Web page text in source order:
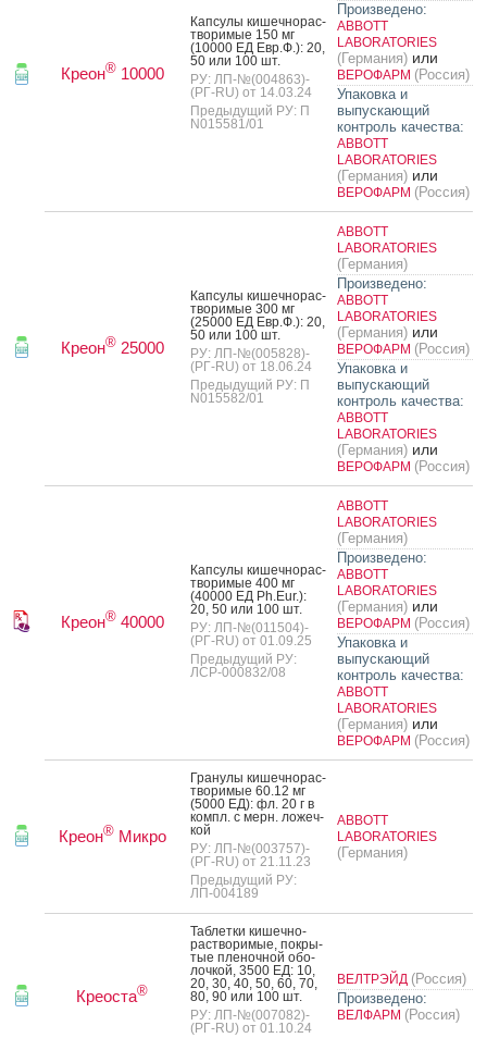
Креон®10000
Кап­су­лы ки­шеч­но­рас­
тво­римые 150 мг
(10000 ЕД Евр.Ф.): 20,
50 или 100 шт.
РУ: ЛП-№(004863)-
(РГ-RU) от 14.03.24
Предыдущий РУ: П
N015581/01
Произведено:
ABBOTT
LABORATORIES
(Германия) или
ВЕРОФАРМ (Россия)
Упаковка и
выпускающий
контроль качества:
ABBOTT
LABORATORIES
(Германия) или
ВЕРОФАРМ (Россия)
Креон®25000
Кап­су­лы ки­шеч­но­рас­
тво­римые 300 мг
(25000 ЕД Евр.Ф.): 20,
50 или 100 шт.
РУ: ЛП-№(005828)-
(РГ-RU) от 18.06.24
Предыдущий РУ: П
N015582/01
ABBOTT
LABORATORIES
(Германия)
Произведено:
ABBOTT
LABORATORIES
(Германия) или
ВЕРОФАРМ (Россия)
Упаковка и
выпускающий
контроль качества:
ABBOTT
LABORATORIES
(Германия) или
ВЕРОФАРМ (Россия)
Креон®40000
Кап­су­лы ки­шеч­но­рас­
тво­римые 400 мг
(40000 ЕД Ph.Eur.):
20, 50 или 100 шт.
РУ: ЛП-№(011504)-
(РГ-RU) от 01.09.25
Предыдущий РУ:
ЛСР-000832/08
ABBOTT
LABORATORIES
(Германия)
Произведено:
ABBOTT
LABORATORIES
(Германия) или
ВЕРОФАРМ (Россия)
Упаковка и
выпускающий
контроль качества:
ABBOTT
LABORATORIES
(Германия) или
ВЕРОФАРМ (Россия)
Креон®Микро
Гра­нулы ки­шеч­но­рас­
тво­римые 60.12 мг
(5000 ЕД): фл. 20 г в
компл. с мерн. ло­жеч­
кой
РУ: ЛП-№(003757)-
(РГ-RU) от 21.11.23
Предыдущий РУ:
ЛП-004189
ABBOTT
LABORATORIES
(Германия)
Креоста®
Таб­летки ки­шеч­но­
рас­тво­римые, пок­ры­
тые пле­ноч­ной обо­
лоч­кой, 3500 ЕД: 10,
20, 30, 40, 50, 60, 70,
80, 90 или 100 шт.
РУ: ЛП-№(007082)-
(РГ-RU) от 01.10.24
ВЕЛТРЭЙД (Россия)
Произведено:
ВЕЛФАРМ (Россия)